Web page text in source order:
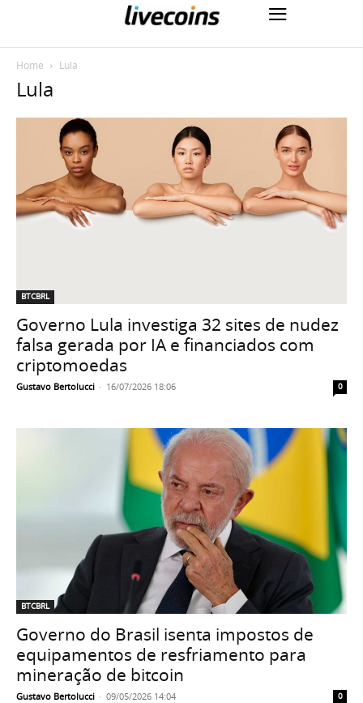
Home Lula
Lula
BTCBRL
Governo Lula investiga 32 sites de nudez
falsa gerada por IA e financiados com
criptomoedas
Gustavo Bertolucci - 16/07/2026 18:06 0
BTCBRL
Governo do Brasil isenta impostos de
equipamentos de resfriamento para
mineração de bitcoin
Gustavo Bertolucci - 09/05/2026 14:04 0